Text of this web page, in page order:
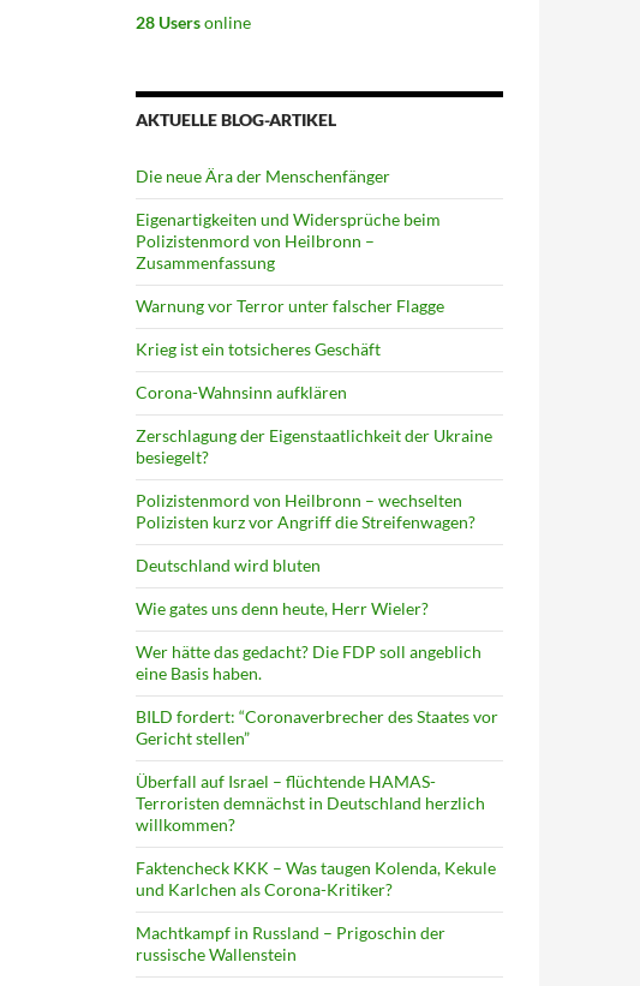
28 Usersonline
AKTUELLE BLOG-ARTIKEL
Die neue Ära der Menschenfänger
Eigenartigkeiten und Widersprüche beim
Polizistenmord von Heilbronn –
Zusammenfassung
Warnung vor Terror unter falscher Flagge
Krieg ist ein totsicheres Geschäft
Corona-Wahnsinn aufklären
Zerschlagung der Eigenstaatlichkeit der Ukraine
besiegelt?
Polizistenmord von Heilbronn – wechselten
Polizisten kurz vor Angriff die Streifenwagen?
Deutschland wird bluten
Wie gates uns denn heute, Herr Wieler?
Wer hätte das gedacht? Die FDP soll angeblich
eine Basis haben.
BILD fordert: “Coronaverbrecher des Staates vor
Gericht stellen”
Überfall auf Israel – flüchtende HAMAS-
Terroristen demnächst in Deutschland herzlich
willkommen?
Faktencheck KKK – Was taugen Kolenda, Kekule
und Karlchen als Corona-Kritiker?
Machtkampf in Russland – Prigoschin der
russische Wallenstein